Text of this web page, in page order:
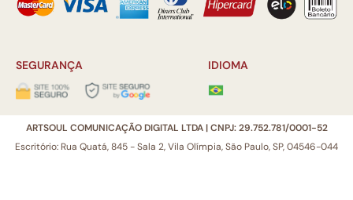
SEGURANÇA IDIOMA
ARTSOUL COMUNICAÇÃO DIGITAL LTDA | CNPJ: 29.752.781/0001-52
Escritório: Rua Quatá, 845 - Sala 2, Vila Olímpia, São Paulo, SP, 04546-044